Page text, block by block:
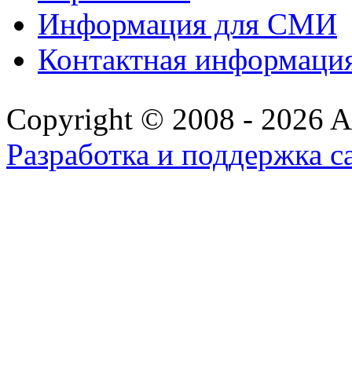
Информация для СМИ
Контактная
Copyright © 2008 - 2026
Разработка и поддержка